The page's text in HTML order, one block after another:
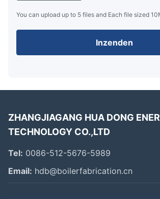
You can upload up to 5 files and Each file sized
Inzenden
ZHANGJIAGANG HUA DONG
TECHNOLOGY CO.,LTD
Tel: 0086-512-5676-5989
Email: hdb@boilerfabrication.cn